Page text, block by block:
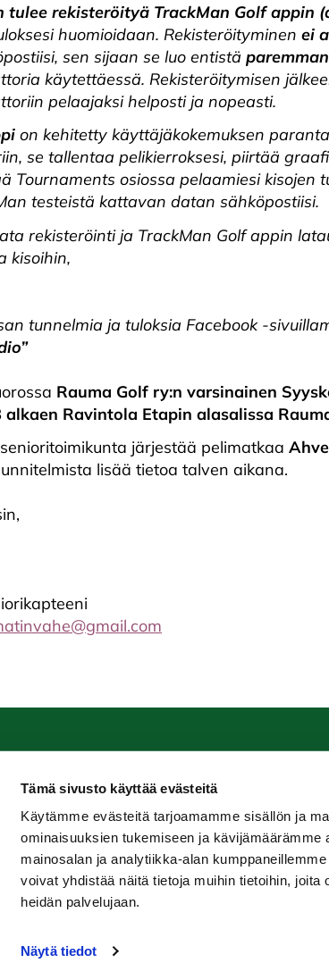
Tämä sivusto käyttää evästeitä
Käytämme evästeitä tarjoamamme sisällön ja
ominaisuuksien tukemiseen ja
mainosalan ja analytiikka-alan
voivat yhdistää näitä tietoja muihin tietoihin,
heidän palvelujaan.
Näytä tiedot
tulee rekisteröityä TrackMan Golf appin
huomioidaan. Rekisteröityminen ei
sen sijaan se luo entistä
käytettäessä. Rekisteröitymisen
pelaajaksi helposti ja nopeasti.
on kehitetty käyttäjäkokemuksen
se tallentaa pelikierroksesi, piirtää
Tournaments osiossa pelaamiesi kisojen
testeistä kattavan datan sähköpostiisi.
rekisteröinti ja TrackMan Golf appin
kisoihin,
tunnelmia ja tuloksia Facebook -
Rauma Golf ry:n varsinainen
alkaen Ravintola Etapin alasalissa
järjestää pelimatkaa
lisää tietoa talven aikana.
26510 Rauma
Laajemmat yhteystiedot
WiseGolf